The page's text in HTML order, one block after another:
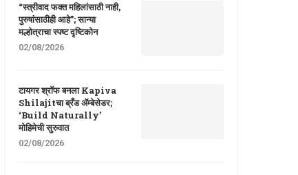
“स्त्रीवाद फक्त महिलांसाठी नाही,
पुरुषांसाठीही आहे”; सान्या
मल्होत्राचा स्पष्ट दृष्टिकोन
02/08/2026
टायगर श्रॉफ बनला Kapiva
Shilajitचा ब्रँड ॲम्बेसेडर;
‘Build Naturally’
मोहिमेची सुरुवात
02/08/2026